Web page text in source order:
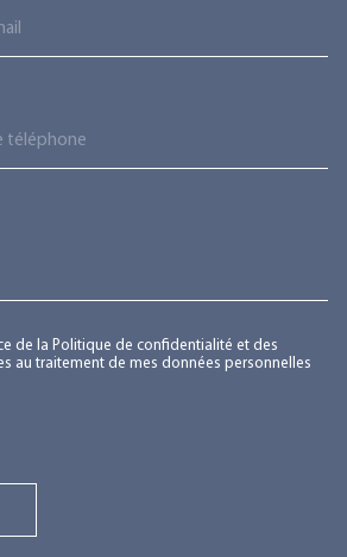
de la Politique de confidentialité et des
au traitement de mes données personnelles